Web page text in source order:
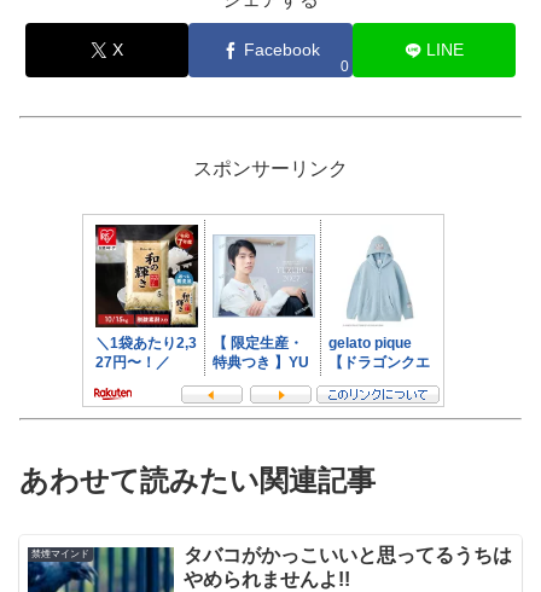
X Facebook
0
LINE
スポンサーリンク
あわせて読みたい関連記事
禁煙マインド
タバコがかっこいいと思ってるうちは
やめられませんよ!!